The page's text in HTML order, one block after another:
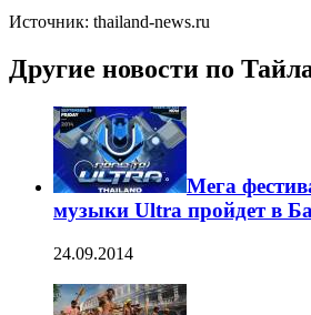
Источник: thailand-news.ru
Другие новости по
Мега
музыки Ultra пройдет в
24.09.2014